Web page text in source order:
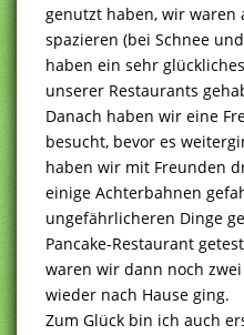
genutzt haben, wir waren
spazieren (bei Schnee
haben ein sehr
unserer Restaurants
Danach haben wir eine
besucht, bevor es
haben wir mit Freunden
einige Achterbahnen
ungefährlicheren Dinge
Pancake-Restaurant
waren wir dann noch
wieder nach Hause ging.
Zum Glück bin ich auch